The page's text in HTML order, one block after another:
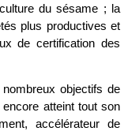
du sésame ; la
plus productives et
de certification des
objectifs de
atteint tout son
accélérateur de